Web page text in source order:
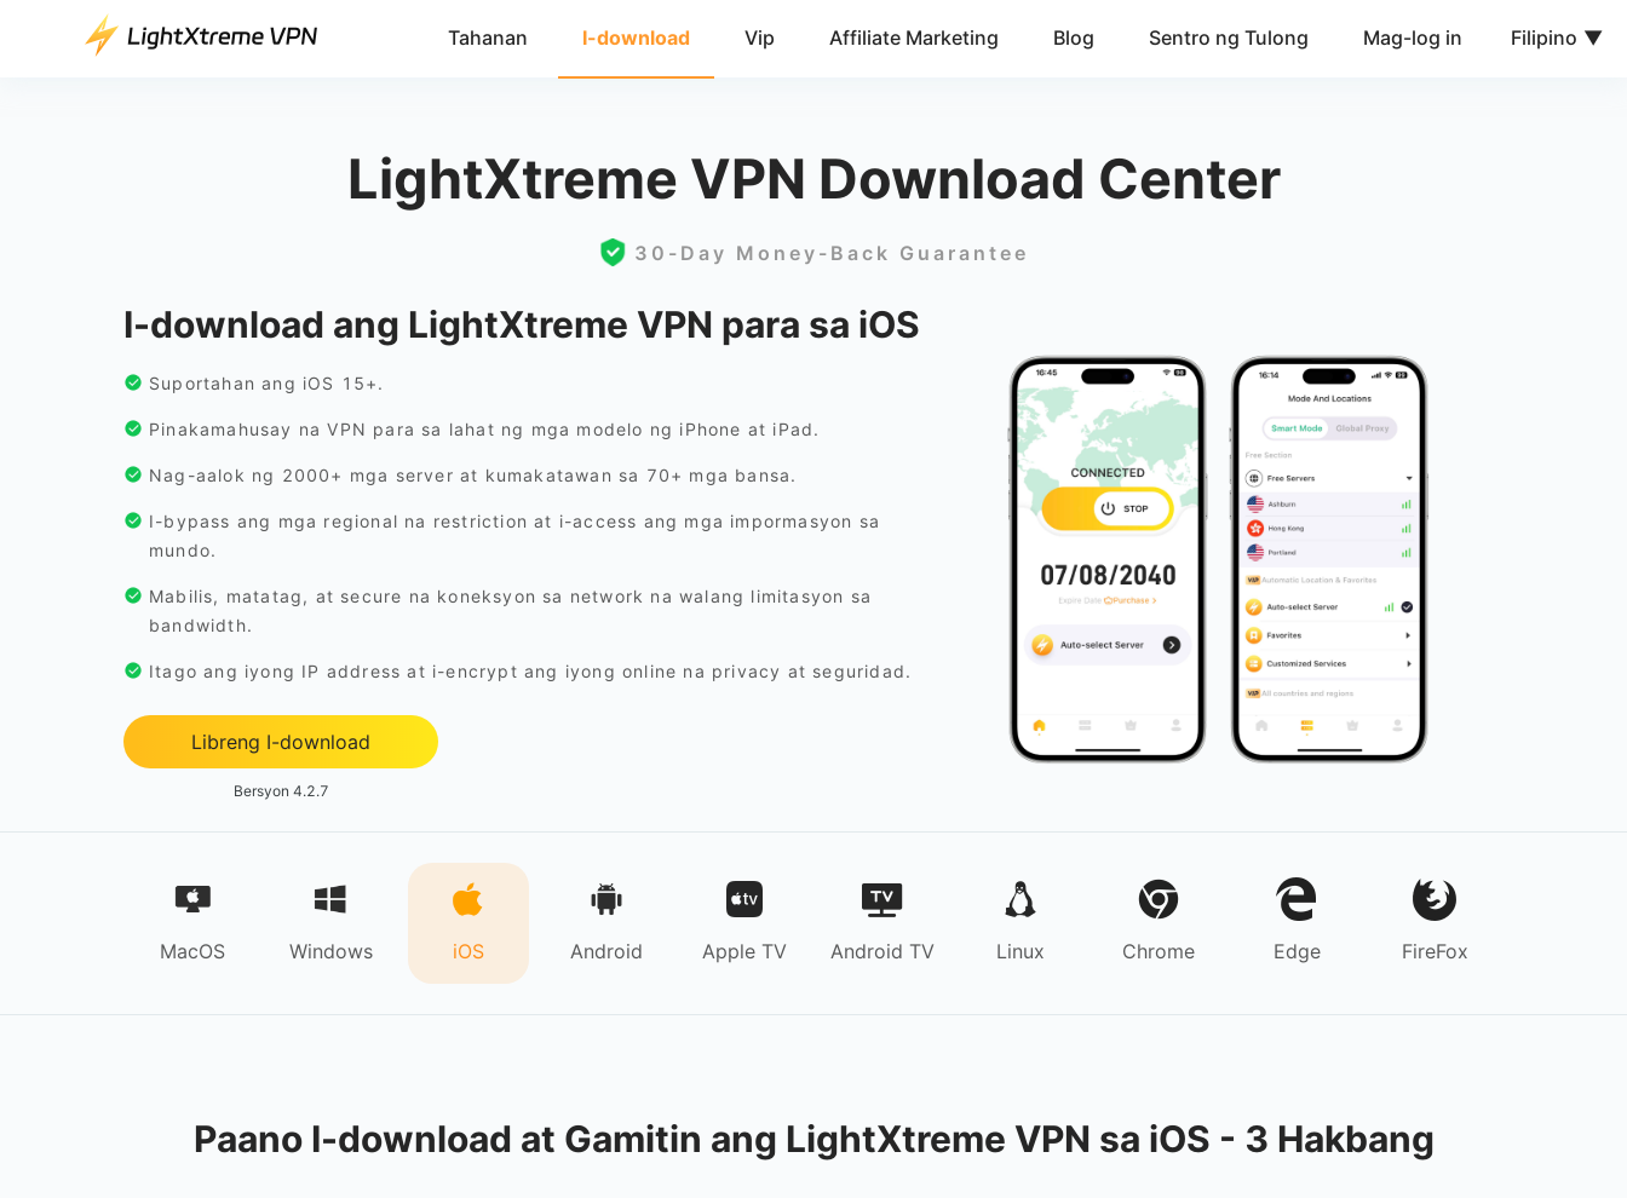
Tahanan I-download Vip Affiliate Marketing Blog Sentro ng Tulong Mag-log in Filipino
LightXtreme VPN Download Center
30-Day Money-Back Guarantee
I-download ang LightXtreme VPN para sa iOS
Suportahan ang iOS 15+.
Pinakamahusay na VPN para sa lahat ng mga modelo ng iPhone at iPad.
Nag-aalok ng 2000+ mga server at kumakatawan sa 70+ mga bansa.
I-bypass ang mga regional na restriction at i-access ang mga impormasyon sa
mundo.
Mabilis, matatag, at secure na koneksyon sa network na walang limitasyon sa
bandwidth.
Itago ang iyong IP address at i-encrypt ang iyong online na privacy at seguridad.
Libreng I-download
Bersyon 4.2.7
MacOS Windows iOS Android Apple TV Android TV Linux Chrome Edge FireFox
Paano I-download at Gamitin ang LightXtreme VPN sa iOS - 3 Hakbang